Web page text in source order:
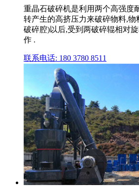
重晶石破碎机是利用两个高强度
转产生的高挤压力来破碎物料,
破碎腔)以后,受到两破碎辊相对
作 .
联系电话: 180 3780 8511